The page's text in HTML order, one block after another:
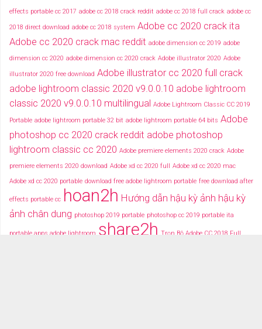
effects portable cc 2017 adobe cc 2018 crack reddit adobe cc 2018 full crack adobe cc
2018 direct download adobe cc 2018 system Adobe cc 2020 crack ita
Adobe cc 2020 crack mac reddit adobe dimension cc 2019 adobe
dimension cc 2020 adobe dimension cc 2020 crack Adobe illustrator 2020 Adobe
illustrator 2020 free download Adobe illustrator cc 2020 full crack
adobe lightroom classic 2020 v9.0.0.10 adobe lightroom
classic 2020 v9.0.0.10 multilingual Adobe Lightroom Classic CC 2019
Portable adobe lightroom portable 32 bit adobe lightroom portable 64 bits Adobe
photoshop cc 2020 crack reddit adobe photoshop
lightroom classic cc 2020 Adobe premiere elements 2020 crack Adobe
premiere elements 2020 download Adobe xd cc 2020 full
Adobe xd cc 2020 mac
Adobe xd cc 2020 portable download free adobe lightroom portable free download after
effects portable cc hoan2h Hướng dẫn hậu kỳ ảnh hậu kỳ
ảnh chân dung photoshop 2019 portable photoshop cc 2019 portable ita
portable apps adobe lightroom share2h Trọn Bộ Adobe CC 2018 Full